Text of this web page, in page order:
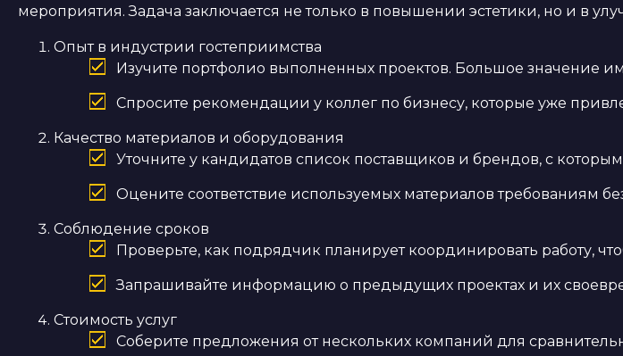
мероприятия. Задача заключается не только в повышении эстетики, но и в
Опыт в индустрии гостеприимства
Изучите портфолио выполненных проектов. Большое значение
Спросите рекомендации у коллег по бизнесу, которые уже
Качество материалов и оборудования
Уточните у кандидатов список поставщиков и брендов, с
Оцените соответствие используемых материалов требованиям
Соблюдение сроков
Проверьте, как подрядчик планирует координировать работу,
Запрашивайте информацию о предыдущих проектах и их
Стоимость услуг
Соберите предложения от нескольких компаний для